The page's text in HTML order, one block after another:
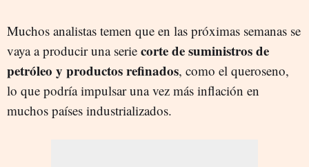
Muchos analistas temen que en las próximas semanas se
vaya a producir una serie corte de suministros de
petróleo y productos refinados, como el queroseno,
lo que podría impulsar una vez más inflación en
muchos países industrializados.